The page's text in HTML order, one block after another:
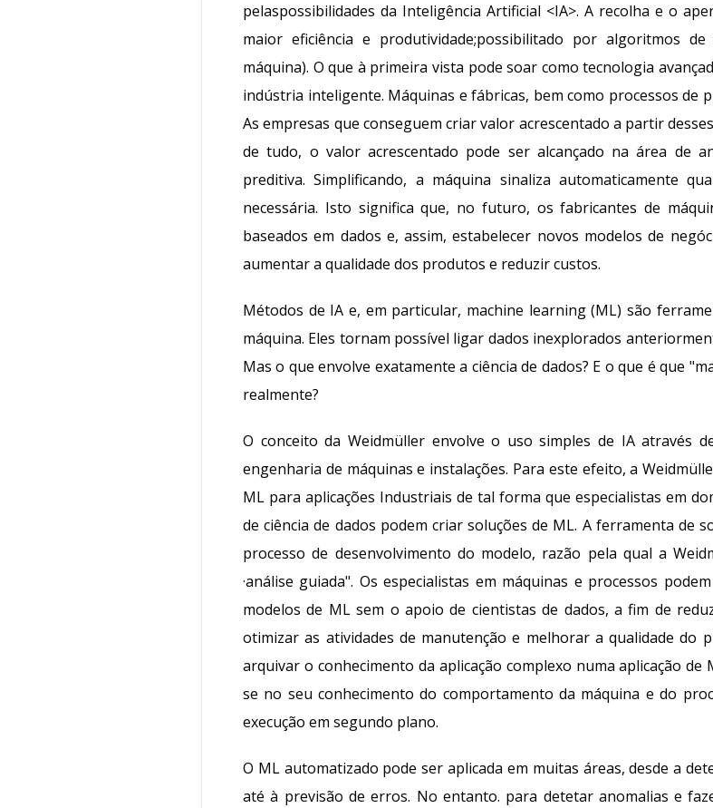
pelaspossibilidades da Inteligência Artificial <IA>. A recolha e o
maior eficiência e produtividade;possibilitado por algoritmos de
máquina). O que à primeira vista pode soar como tecnologia
indústria inteligente. Máquinas e fábricas, bem como processos de
As empresas que conseguem criar valor acrescentado a partir
de tudo, o valor acrescentado pode ser alcançado na área de
preditiva. Simplificando, a máquina sinaliza automaticamente
necessária. Isto significa que, no futuro, os fabricantes de
baseados em dados e, assim, estabelecer novos modelos de
aumentar a qualidade dos produtos e reduzir custos.
Métodos de IA e, em particular, machine learning(ML) são
máquina. Eles tornam possível ligar dados inexplorados
Mas o que envolve exatamente a ciência de dados? E o que é que
realmente?
O conceito da Weidmüller envolve o uso simples de IA através
engenharia de máquinas e instalações. Para este efeito, a
ML para aplicações Industriais de tal forma que especialistas em
de ciência de dados podem criar soluções de ML. A ferramenta de
processo de desenvolvimento do modelo, razão pela qual a
·análise guiada". Os especialistas em máquinas e processos
modelos de ML sem o apoio de cientistas de dados, a fim de
otimizar as atividades de manutenção e melhorar a qualidade do
arquivar o conhecimento da aplicação complexo numa aplicação de
se no seu conhecimento do comportamento da máquina edo
execução em segundo plano.
O ML automatizado pode ser aplicada em muitas áreas, desde a
até à previsão de erros. No entanto. para detetar anomalias e